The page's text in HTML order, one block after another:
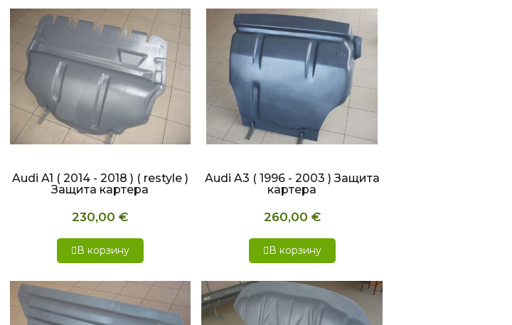
БЫСТРЫЙ ПРОСМОТР
Audi A1 ( 2014 - 2018 ) ( restyle )
Защита картера
230,00 €
В корзину
БЫСТРЫЙ ПРОСМОТР
Audi A3 ( 1996 - 2003 ) Защита
картера
260,00 €
В корзину